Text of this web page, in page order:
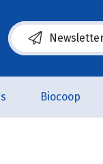
(s’ouvre dans
Biocoop